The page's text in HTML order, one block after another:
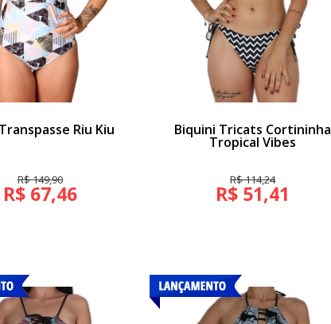
Riu Kiu
R$ 149,90
R$ 67,46
Biquini Tricats Cortininha
Tropical Vibes
R$ 114,24
R$ 51,41